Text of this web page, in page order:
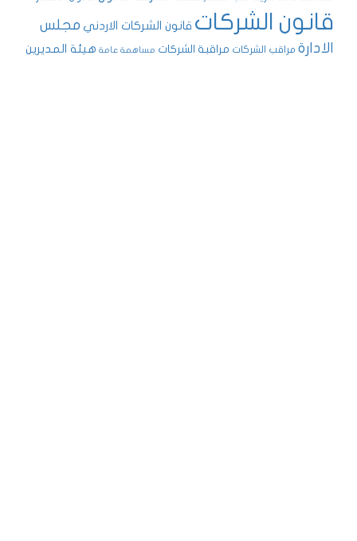
قانون الشركات قانون الشركات الاردني مجلس
الادارة مراقب الشركات مراقبة الشركات مساهمة عامة هيئة المديرين